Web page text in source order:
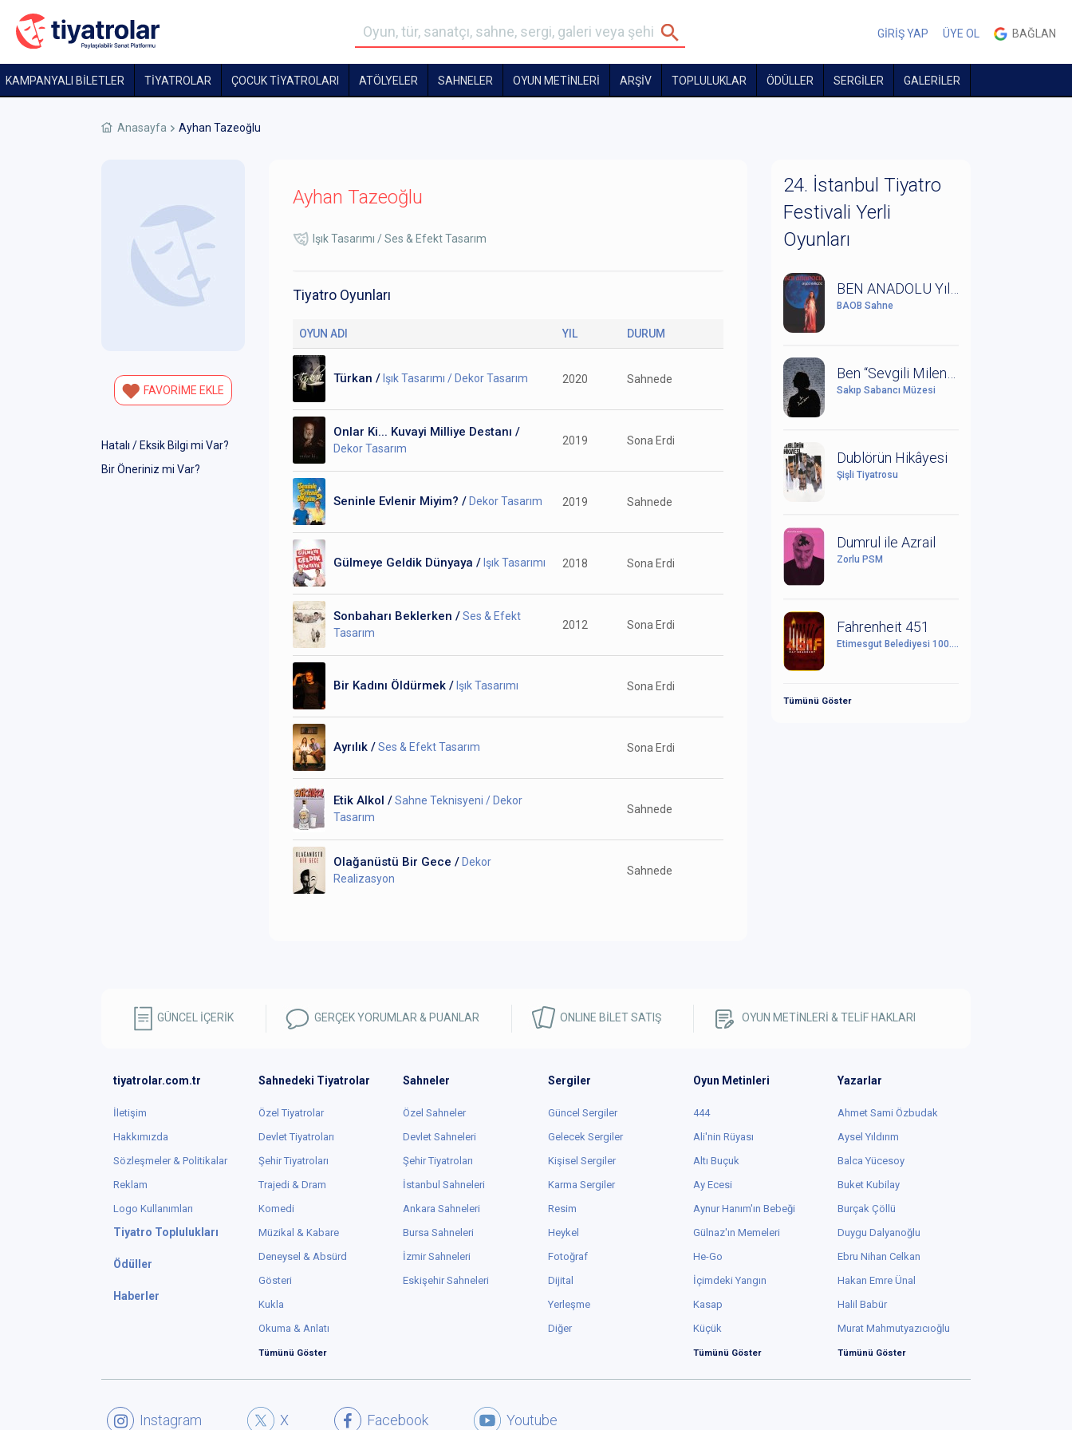
GİRİŞ YAP ÜYE OL BAĞLAN
KAMPANYALI BİLETLER TİYATROLAR ÇOCUK TIYATROLARI ATÖLYELER SAHNELER OYUN METİNLERİ ARŞİV TOPLULUKLAR ÖDÜLLER SERGİLER GALERİLER
Anasayfa Ayhan Tazeoğlu
FAVORİME EKLE
Hatalı / Eksik Bilgi mi Var?
Bir Öneriniz mi Var?
Ayhan Tazeoğlu
Işık Tasarımı / Ses & Efekt Tasarım
Tiyatro Oyunları
OYUN ADI YIL DURUM
Türkan / Işık Tasarımı / Dekor Tasarım 2020 Sahnede
Onlar Ki... Kuvayi Milliye Destanı /
Dekor Tasarım
2019 Sona Erdi
Seninle Evlenir Miyim? / Dekor Tasarım 2019 Sahnede
Gülmeye Geldik Dünyaya / Işık Tasarımı 2018 Sona Erdi
Sonbaharı Beklerken /Ses & Efekt
Tasarım
2012 Sona Erdi
Bir Kadını Öldürmek / Işık Tasarımı Sona Erdi
Ayrılık /Ses & Efekt Tasarım Sona Erdi
Etik Alkol /Sahne Teknisyeni / Dekor
Tasarım
Sahnede
Olağanüstü Bir Gece / Dekor
Realizasyon
Sahnede
24. İstanbul Tiyatro
Festivali Yerli
Oyunları
BAOB Sahne
Sakıp Sabancı Müzesi
Dublörün Hikâyesi
Şişli Tiyatrosu
Dumrul ile Azrail
Zorlu PSM
Fahrenheit 451
Etimesgut Belediyesi 100. Yıl Cumhuriyet Kültür Sanat Merkezi
Tümünü Göster
GÜNCEL İÇERİK GERÇEK YORUMLAR & PUANLAR ONLINE BİLET SATIŞ OYUN METİNLERİ & TELİF HAKLARI
tiyatrolar.com.tr
İletişim
Hakkımızda
Sözleşmeler & Politikalar
Reklam
Logo Kullanımları
Tiyatro Toplulukları
Ödüller
Haberler
Sahnedeki Tiyatrolar
Özel Tiyatrolar
Devlet Tiyatroları
Şehir Tiyatroları
Trajedi & Dram
Komedi
Müzikal & Kabare
Deneysel & Absürd
Gösteri
Kukla
Okuma & Anlatı
Tümünü Göster
Sahneler
Özel Sahneler
Devlet Sahneleri
Şehir Tiyatroları
İstanbul Sahneleri
Ankara Sahneleri
Bursa Sahneleri
İzmir Sahneleri
Eskişehir Sahneleri
Sergiler
Güncel Sergiler
Gelecek Sergiler
Kişisel Sergiler
Karma Sergiler
Resim
Heykel
Fotoğraf
Dijital
Yerleşme
Diğer
Oyun Metinleri
444
Ali'nin Rüyası
Altı Buçuk
Ay Ecesi
Aynur Hanım'ın Bebeği
Gülnaz'ın Memeleri
He-Go
İçimdeki Yangın
Kasap
Küçük
Tümünü Göster
Yazarlar
Ahmet Sami Özbudak
Aysel Yıldırım
Balca Yücesoy
Buket Kubilay
Burçak Çöllü
Duygu Dalyanoğlu
Ebru Nihan Celkan
Hakan Emre Ünal
Halil Babür
Murat Mahmutyazıcıoğlu
Tümünü Göster
Youtube
Facebook
X
Instagram